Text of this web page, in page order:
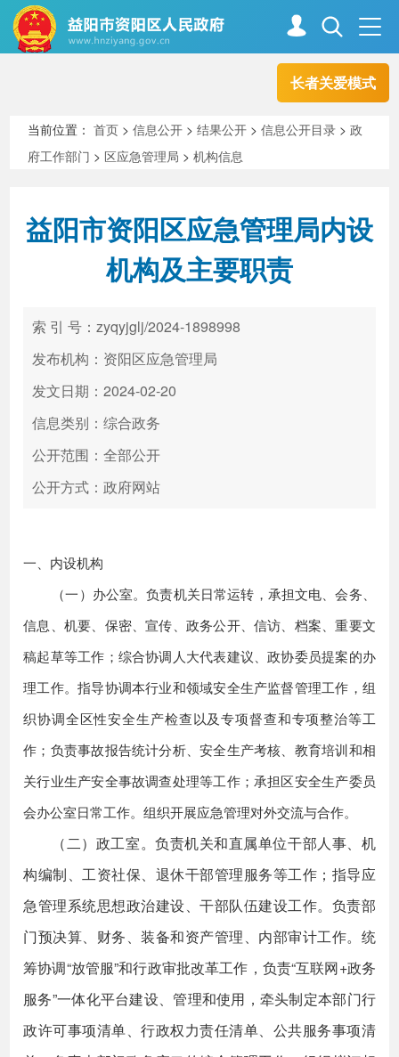
长者关爱模式
走进资阳
新闻中心 解读回应
政务服务
高效办成一件事
当前位置：首页 >信息公开 >结果公开 >信息公开目录 >政
府工作部门 > 区应急管理局 >机构信息
益阳市资阳区应急管理局内设
机构及主要职责
索 引 号：zyqyjglj/2024-1898998
发布机构：资阳区应急管理局
发文日期：2024-02-20
信息类别：综合政务
公开范围：全部公开
公开方式：政府网站
一、内设机构
（一）办公室。负责机关日常运转，承担文电、会务、
信息、机要、保密、宣传、政务公开、信访、档案、重要文
稿起草等工作；综合协调人大代表建议、政协委员提案的办
理工作。指导协调本行业和领域安全生产监督管理工作，组
织协调全区性安全生产检查以及专项督查和专项整治等工
作；负责事故报告统计分析、安全生产考核、教育培训和相
关行业生产安全事故调查处理等工作；承担区安全生产委员
会办公室日常工作。组织开展应急管理对外交流与合作。
（二）政工室。负责机关和直属单位干部人事、机
构编制、工资社保、退休干部管理服务等工作；指导应
急管理系统思想政治建设、干部队伍建设工作。负责部
门预决算、财务、装备和资产管理、内部审计工作。统
筹协调“放管服”和行政审批改革工作，负责“互联网+政务
服务”一体化平台建设、管理和使用，牵头制定本部门行
政许可事项清单、行政权力责任清单、公共服务事项清